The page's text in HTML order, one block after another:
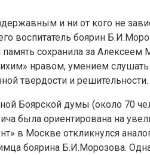
и ни от кого не
воспитатель боярин
сохранила за
нравом, умением
твердости и решительности.
Боярской думы (около 70
была ориентирована на
в Москве откликнулся
боярина Б.И.Морозова.